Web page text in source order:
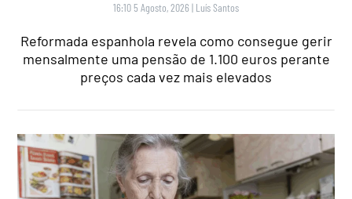
16:10 5 Agosto, 2026 | Luís Santos
Reformada espanhola revela como consegue gerir
mensalmente uma pensão de 1.100 euros perante
preços cada vez mais elevados